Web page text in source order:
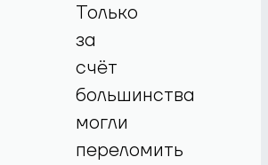
Только
за
счёт
большинства
могли
переломить